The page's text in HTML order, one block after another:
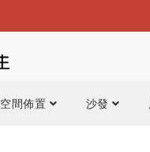
空間佈置 沙發